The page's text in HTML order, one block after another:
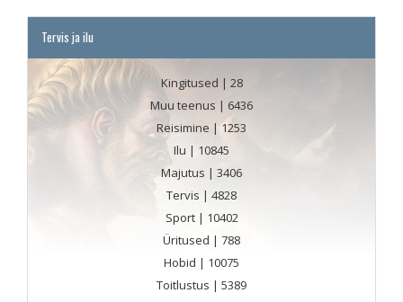
Tervis ja ilu
Kingitused | 28
Muu teenus | 6436
Reisimine | 1253
Ilu | 10845
Majutus | 3406
Tervis | 4828
Sport | 10402
Üritused | 788
Hobid | 10075
Toitlustus | 5389